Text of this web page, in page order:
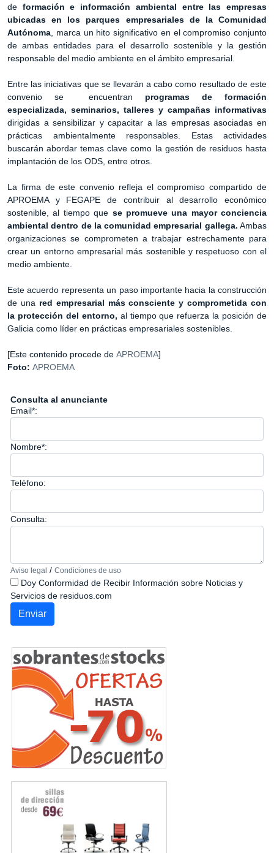
de formación e información ambiental entre las empresas
ubicadas en los parques empresariales de la Comunidad
Autónoma , marca un hito significativo en el compromiso conjunto
de ambas entidades para el desarrollo sostenible y la gestión
responsable del medio ambiente en el ámbito empresarial.
Entre las iniciativas que se llevarán a cabo como resultado de este
convenio se encuentran programas de formación
especializada, seminarios, talleres y campañas informativas
dirigidas a sensibilizar y capacitar a las empresas asociadas en
prácticas ambientalmente responsables. Estas actividades
buscarán abordar temas clave como la gestión de residuos hasta
implantación de los ODS, entre otros.
La firma de este convenio refleja el compromiso compartido de
APROEMA y FEGAPE de contribuir al desarrollo económico
sostenible, al tiempo que se promueve una mayor conciencia
ambiental dentro de la comunidad empresarial gallega. Ambas
organizaciones se comprometen a trabajar estrechamente para
crear un entorno empresarial más sostenible y respetuoso con el
medio ambiente.
Este acuerdo representa un paso importante hacia la construcción
de una red empresarial más consciente y comprometida con
la protección del entorno, al tiempo que refuerza la posición de
Galicia como líder en prácticas empresariales sostenibles.
[Este contenido procede de APROEMA]
Foto: APROEMA
Consulta al anunciante
Email*:
Nombre*:
Teléfono:
Consulta:
Aviso legal / Condiciones de uso
Doy Conformidad de Recibir Información sobre Noticias y
Servicios de residuos.com